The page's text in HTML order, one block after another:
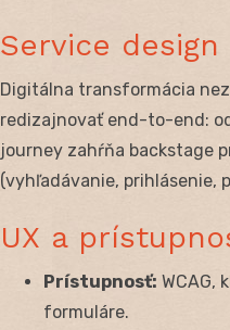
Service
Digitálna transformácia
redizajnovať end-to-end:
journey zahŕňa backstage
(vyhľadávanie, prihlásenie,
UX a
Prístupnosť: WCAG,
formuláre.